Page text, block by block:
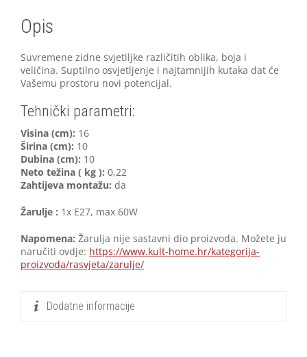
Opis
Suvremene zidne svjetiljke različitih oblika, boja i
veličina. Suptilno osvjetljenje i najtamnijih kutaka dat će
Vašemu prostoru novi potencijal.
Tehnički parametri:
Visina (cm): 16
Širina (cm): 10
Dubina (cm): 10
Neto težina ( kg ): 0,22
Zahtijeva montažu: da
Žarulje : 1x E27, max 60W
Napomena: Žarulja nije sastavni dio proizvoda. Možete ju
naručiti ovdje: https://www.kult-home.hr/kategorija-
proizvoda/rasvjeta/zarulje/
Dodatne informacije